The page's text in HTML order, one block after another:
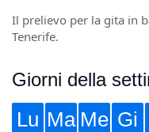
Il prelievo per la gita in
Tenerife.
Giorni della
Lu Ma Me Gi